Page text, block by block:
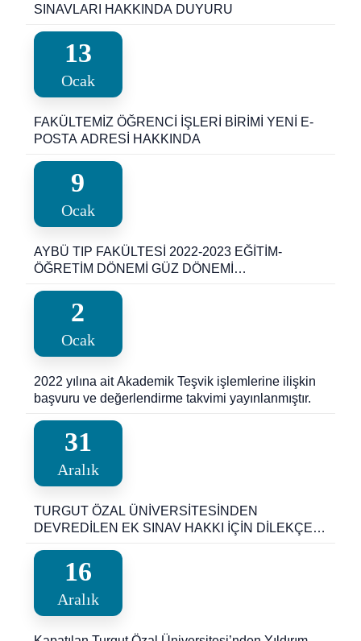
SINAVLARI HAKKINDA DUYURU
13
Ocak
FAKÜLTEMİZ ÖĞRENCİ İŞLERİ BİRİMİ YENİ E-
POSTA ADRESİ HAKKINDA
9
Ocak
AYBÜ TIP FAKÜLTESİ 2022-2023 EĞİTİM-
ÖĞRETİM DÖNEMİ GÜZ DÖNEMİ
FİNAL SINAVI TARİHLERİ VE SINIFLARI
2
Ocak
2022 yılına ait Akademik Teşvik işlemlerine ilişkin
başvuru ve değerlendirme takvimi yayınlanmıştır.
31
Aralık
TURGUT ÖZAL ÜNİVERSİTESİNDEN
DEVREDİLEN EK SINAV HAKKI İÇİN DİLEKÇE
16
Aralık